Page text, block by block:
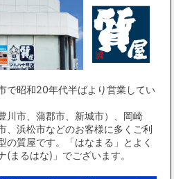
で昭和20年代半ばより営業してい
川市、蒲郡市、新城市）、岡崎
、浜松市などのお客様に多くご利
の質屋です。「はなまる」とよく
(まるはな)」でございます。